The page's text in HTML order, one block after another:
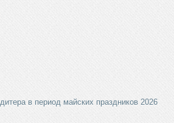
в период майских праздников 2026